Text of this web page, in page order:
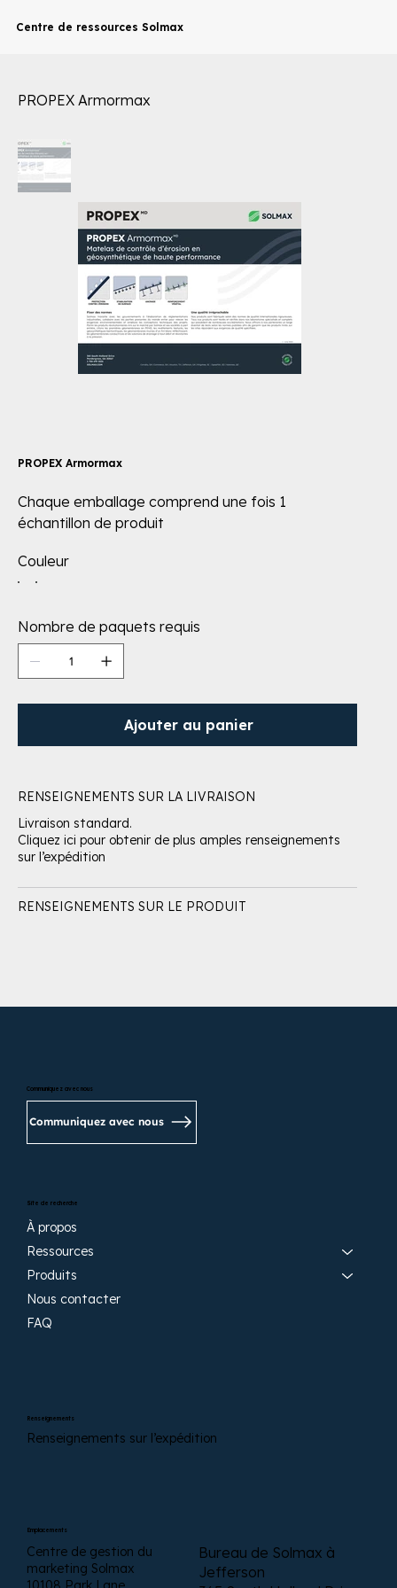
Centre de ressources Solmax
PROPEX Armormax
PROPEX Armormax
Chaque emballage comprend une fois 1
échantillon de produit
Couleur
Nombre de paquets requis
Ajouter au panier
RENSEIGNEMENTS SUR LA LIVRAISON
Livraison standard.
Cliquez ici pour obtenir de plus amples renseignements
sur l’expédition
RENSEIGNEMENTS SUR LE PRODUIT
Emplacements
Centre de gestion du
marketing Solmax
Bureau de Solmax à
Jefferson
Site de recherche
À propos
Ressources
Produits
Nous contacter
FAQ
Renseignements
Renseignements sur l’expédition
Communiquez avec nous
Communiquez avec nous